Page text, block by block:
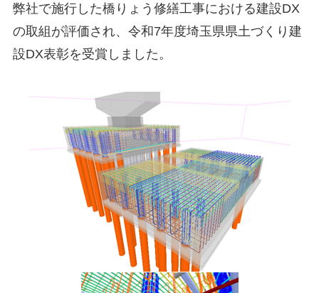
弊社で施行した橋りょう修繕工事における建設DX
の取組が評価され、令和7年度埼玉県県土づくり建
設DX表彰を受賞しました。